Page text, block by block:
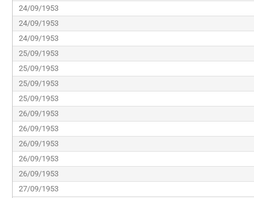
24/09/1953
24/09/1953
24/09/1953
25/09/1953
25/09/1953
25/09/1953
25/09/1953
26/09/1953
26/09/1953
26/09/1953
26/09/1953
26/09/1953
27/09/1953